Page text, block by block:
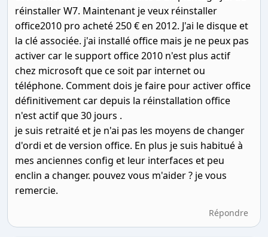
réinstaller W7. Maintenant je veux réinstaller
office2010 pro acheté 250 € en 2012. J'ai le disque et
la clé associée. j'ai installé office mais je ne peux pas
activer car le support office 2010 n'est plus actif
chez microsoft que ce soit par internet ou
téléphone. Comment dois je faire pour activer office
définitivement car depuis la réinstallation office
n'est actif que 30 jours .
je suis retraité et je n'ai pas les moyens de changer
d'ordi et de version office. En plus je suis habitué à
mes anciennes config et leur interfaces et peu
enclin a changer. pouvez vous m'aider ? je vous
remercie.
Répondre